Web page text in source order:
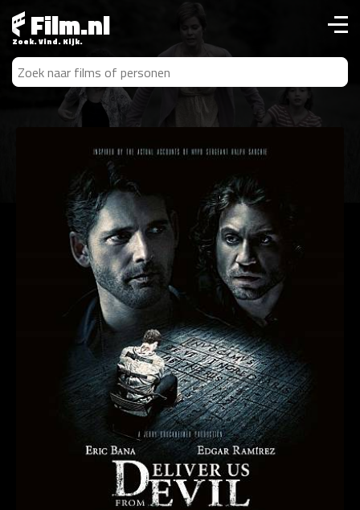
Film.nl
Zoek. Vind. Kijk.